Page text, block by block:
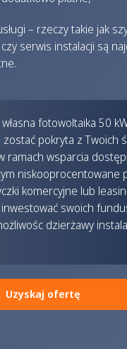
– rzeczy takie jak
serwis instalacji są
fotowoltaika 50
zostać pokryta z Twoich
ramach wsparcia
niskooprocentowane
komercyjne lub
swoich
dzierżawy
Uzyskaj ofertę